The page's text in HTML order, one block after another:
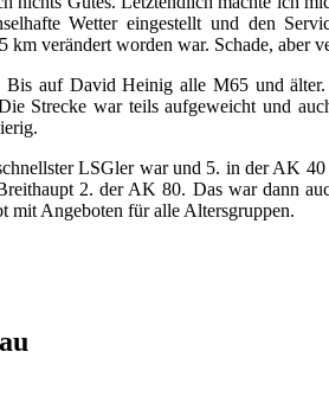
Wetter eingestellt und den
verändert worden war. Schade, aber
auf David Heinig alle M65 und
Strecke war teils aufgeweicht und
LSGler war und 5. in der AK
2. der AK 80. Das war dann
mit Angeboten für alle Altersgruppen.